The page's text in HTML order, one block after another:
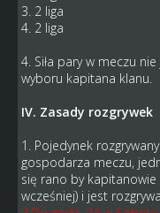
3. 2 liga
4. 2 liga
4. Siła pary w meczu
wyboru kapitana klanu.
IV. Zasady rozgrywek
1. Pojedynek
gospodarza meczu,
się rano by
wcześniej) i jest